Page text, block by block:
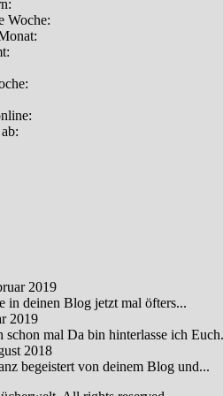
Woche:
2019
in deinen Blog jetzt mal öfters...
2019
mal Da bin hinterlasse ich
2018
begeistert von deinem Blog und...